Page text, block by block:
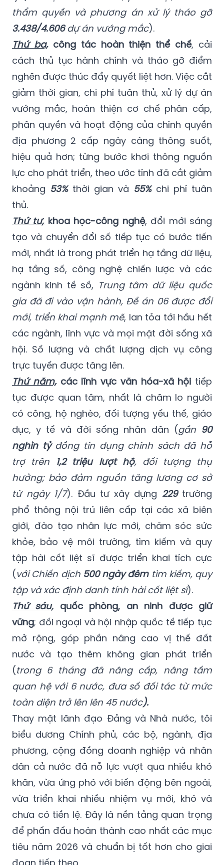
thẩm quyền và phương án xử lý tháo gỡ
3.438/4.606dự án vướng mắc).
Thứ ba,công tác hoàn thiện thể chế, cải
cách thủ tục hành chính và tháo gỡ điểm
nghẽn được thúc đẩy quyết liệt hơn. Việc cắt
giảm thời gian, chi phí tuân thủ, xử lý dự án
vướng mắc, hoàn thiện cơ chế phân cấp,
phân quyền và hoạt động của chính quyền
địa phương 2 cấp ngày càng thông suốt,
hiệu quả hơn; từng bước khơi thông nguồn
lực cho phát triển, theo ước tính đã cắt giảm
khoảng 53%thời gian và 55%chi phí tuân
thủ.
Thứ tư,khoa học-công nghệ, đổi mới sáng
tạo và chuyển đổi số tiếp tục có bước tiến
mới, nhất là trong phát triển hạ tầng dữ liệu,
hạ tầng số, công nghệ chiến lược và các
ngành kinh tế số, Trung tâm dữ liệu quốc
gia đã đi vào vận hành, Đề án 06 được đổi
mới, triển khai mạnh mẽ, lan tỏa tới hầu hết
các ngành, lĩnh vực và mọi mặt đời sống xã
hội. Số lượng và chất lượng dịch vụ công
trực tuyến được tăng lên.
Thứ năm,các lĩnh vực văn hóa-xã hội tiếp
tục được quan tâm, nhất là chăm lo người
có công, hộ nghèo, đối tượng yếu thế, giáo
dục, y tế và đời sống nhân dân (gần 90
nghìn tỷđồng tín dụng chính sách đã hỗ
trợ trên 1,2 triệu lượt hộ, đối tượng thụ
hưởng; bảo đảm nguồn tăng lương cơ sở
từ ngày 1/7). Đầu tư xây dựng 229trường
phổ thông nội trú liên cấp tại các xã biên
giới, đào tạo nhân lực mới, chăm sóc sức
khỏe, bảo vệ môi trường, tìm kiếm và quy
tập hài cốt liệt sĩ được triển khai tích cực
(với Chiến dịch 500 ngày đêmtìm kiếm, quy
tập và xác định danh tính hài cốt liệt sĩ).
Thứ sáu,quốc phòng, an ninh được giữ
vững; đối ngoại và hội nhập quốc tế tiếp tục
mở rộng, góp phần nâng cao vị thế đất
nước và tạo thêm không gian phát triển
(trong 6 tháng đã nâng cấp, nâng tầm
quan hệ với 6 nước, đưa số đối tác từ mức
toàn diện trở lên lên 45 nước).
Thay mặt lãnh đạo Đảng và Nhà nước, tôi
biểu dương Chính phủ, các bộ, ngành, địa
phương, cộng đồng doanh nghiệp và nhân
dân cả nước đã nỗ lực vượt qua nhiều khó
khăn, vừa ứng phó với biến động bên ngoài,
vừa triển khai nhiều nhiệm vụ mới, khó và
chưa có tiền lệ. Đây là nền tảng quan trọng
để phấn đấu hoàn thành cao nhất các mục
tiêu năm 2026 và chuẩn bị tốt hơn cho giai